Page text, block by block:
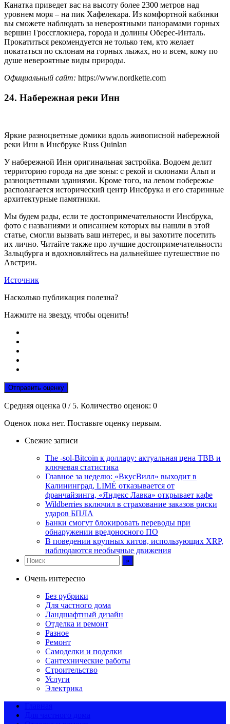
Канатка приведет вас на высоту более 2300 метров над
уровнем моря – на пик Хафелекара. Из комфортной кабинки
вы сможете наблюдать за невероятными панорамами горных
вершин Гроссглокнера, города и долины Оберес-Инталь.
Прокатиться рекомендуется не только тем, кто желает
покататься по склонам на горных лыжах, но и всем, кому по
душе невероятные виды природы.
Официальный сайт: https://www.nordkette.com
24. Набережная реки Инн
Яркие разноцветные домики вдоль живописной набережной
реки Инн в Инсбруке Russ Quinlan
У набережной Инн оригинальная застройка. Водоем делит
территорию города на две зоны: с рекой и склонами Альп и
разноцветными зданиями. Кроме того, на левом побережье
располагается исторический центр Инсбрука и его старинные
архитектурные памятники.
Мы будем рады, если те достопримечательности Инсбрука,
фото с названиями и описанием которых вы нашли в этой
статье, смогли вызвать ваш интерес, и вы захотите посетить
их лично. Читайте также про лучшие достопримечательности
Зальцбурга и вдохновляйтесь на дальнейшее путешествие по
Австрии.
Источник
Насколько публикация полезна?
Нажмите на звезду, чтобы оценить!
Отправить оценку
Средняя оценка 0 / 5. Количество оценок: 0
Оценок пока нет. Поставьте оценку первым.
Свежие записи
The -sol-Bitcoin к доллару: актуальная цена TBB и
ключевая статистика
Главное за неделю: «ВкусВилл» выходит в
Калининград, LIMÉ отказывается от
франчайзинга, «Яндекс Лавка» открывает кафе
Wildberries включил в страхование заказов риски
ударов БПЛА
Банки смогут блокировать переводы при
обнаружении вредоносного ПО
В поведении крупных китов, использующих XRP,
наблюдаются необычные движения
Очень интересно
Без рубрики
Для частного дома
Ландшафтный дизайн
Отделка и ремонт
Разное
Ремонт
Самоделки и поделки
Сантехнические работы
Строительство
Услуги
Электрика